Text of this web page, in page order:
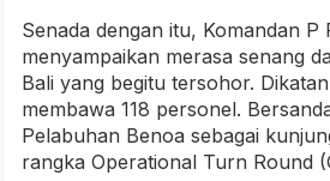
Senada dengan itu, Komandan P
menyampaikan merasa senang
Bali yang begitu tersohor.
membawa 118 personel.
Pelabuhan Benoa sebagai
rangka Operational Turn Round